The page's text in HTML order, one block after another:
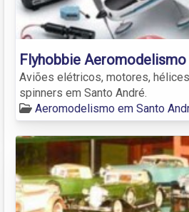
Flyhobbie Aeromodelismo
Aviões elétricos, motores,
spinners em Santo André.
Aeromodelismo em Santo